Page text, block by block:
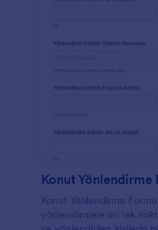
Konut Yönlendirme
Konut Yönlendirme
yönlendirmelerini tek